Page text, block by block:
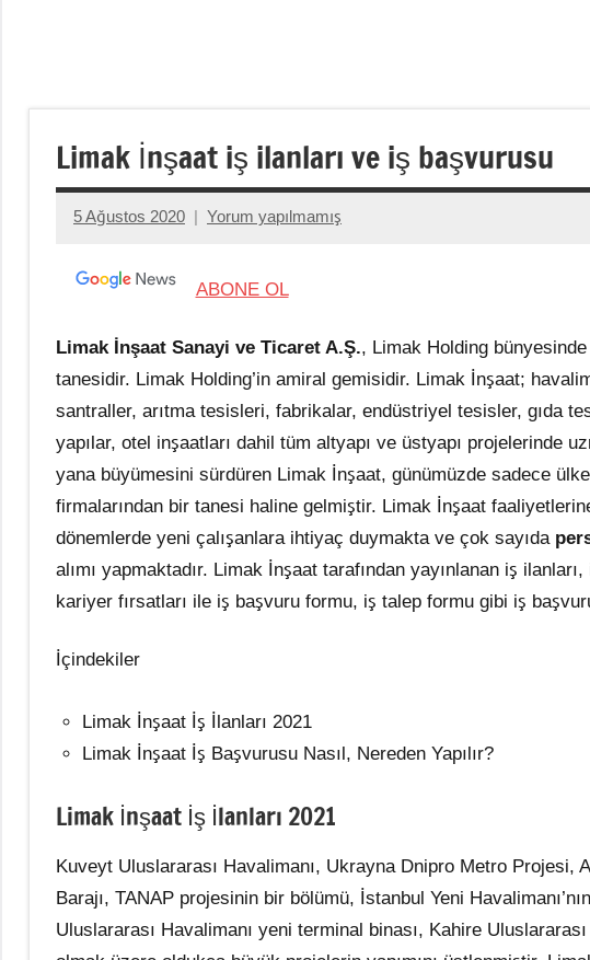
Limak İnşaat iş ilanları ve iş başvurusu
5 Ağustos 2020
admin
Yorum yapılmamış
ABONE OL
Limak İnşaat Sanayi ve Ticaret A.Ş., Limak Holding
tanesidir. Limak Holding’in amiral gemisidir. Limak İnşaat;
santraller, arıtma tesisleri, fabrikalar, endüstriyel tesisler, gıda
yapılar, otel inşaatları dahil tüm altyapı ve üstyapı projelerinde
yana büyümesini sürdüren Limak İnşaat, günümüzde sadece
firmalarından bir tanesi haline gelmiştir. Limak İnşaat
dönemlerde yeni çalışanlara ihtiyaç duymakta ve çok sayıda
alımı yapmaktadır. Limak İnşaat tarafından yayınlanan iş
kariyer fırsatları ile iş başvuru formu, iş talep formu gibi iş
İçindekiler
Limak İnşaat İş İlanları 2021
Limak İnşaat İş Başvurusu Nasıl, Nereden Yapılır?
Limak İnşaat İş İlanları 2021
Kuveyt Uluslararası Havalimanı, Ukrayna Dnipro Metro Projesi,
Barajı, TANAP projesinin bir bölümü, İstanbul Yeni
Uluslararası Havalimanı yeni terminal binası, Kahire